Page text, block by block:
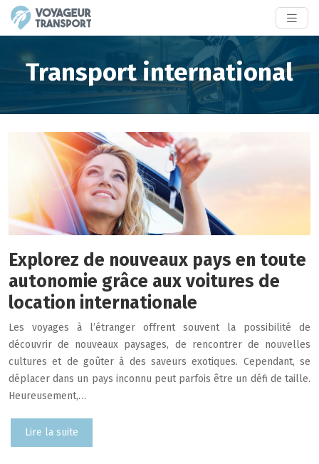
Transport international
Explorez de nouveaux pays en toute
autonomie grâce aux voitures de
location internationale
Les voyages à l’étranger offrent souvent la possibilité de
découvrir de nouveaux paysages, de rencontrer de nouvelles
cultures et de goûter à des saveurs exotiques. Cependant, se
déplacer dans un pays inconnu peut parfois être un défi de taille.
Heureusement,…
Lire la suite